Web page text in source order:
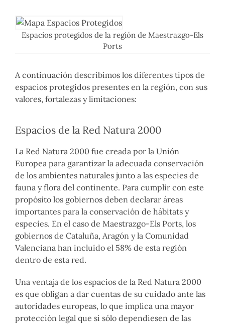
Espacios protegidos de la región de Maestrazgo-Els
Ports
A continuación describimos los diferentes tipos de
espacios protegidos presentes en la región, con sus
valores, fortalezas y limitaciones:
Espacios de la Red Natura 2000
La Red Natura 2000 fue creada por la Unión
Europea para garantizar la adecuada conservación
de los ambientes naturales junto a las especies de
fauna y flora del continente. Para cumplir con este
propósito los gobiernos deben declarar áreas
importantes para la conservación de hábitats y
especies. En el caso de Maestrazgo-Els Ports, los
gobiernos de Cataluña, Aragón y la Comunidad
Valenciana han incluido el 58% de esta región
dentro de esta red.
Una ventaja de los espacios de la Red Natura 2000
es que obligan a dar cuentas de su cuidado ante las
autoridades europeas, lo que implica una mayor
protección legal que si sólo dependiesen de las